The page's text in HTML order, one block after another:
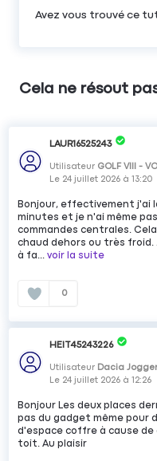
Avez vous trouvé ce
Cela ne résout
LAUR16525243
Utilisateur GOLF VIII -
Le 24 juillet 2026 à13:20
Bonjour, effectivement j'ai
minutes et je n'ai même
commandes centrales.
chaud dehors ou très froid.
à fa...voir la suite
0
HEIT45243226
Utilisateur Dacia
Le 24 juillet 2026 à12:26
Bonjour Les deux places
pas du gadget même pour
d'espace coffre à cause
toit. Au plaisir